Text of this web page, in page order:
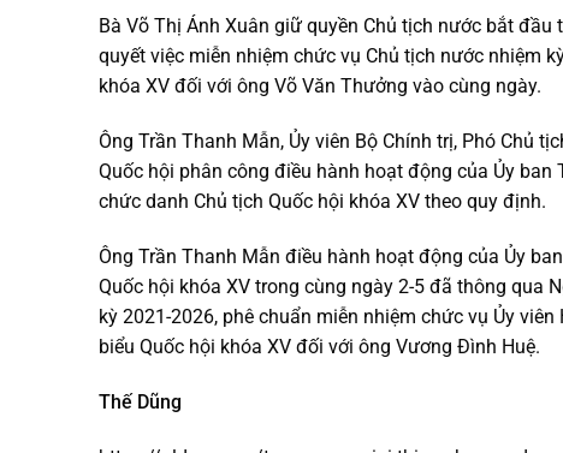
Bà Võ Thị Ánh Xuân giữ quyền Chủ tịch nước bắt
quyết việc miễn nhiệm chức vụ Chủ tịch nước nhiệm
khóa XV đối với ông Võ Văn Thưởng vào cùng ngày.
Ông Trần Thanh Mẫn, Ủy viên Bộ Chính trị, Phó Chủ
Quốc hội phân công điều hành hoạt động của Ủy
chức danh Chủ tịch Quốc hội khóa XV theo quy định.
Ông Trần Thanh Mẫn điều hành hoạt động của Ủy
Quốc hội khóa XV trong cùng ngày 2-5 đã thông qua
kỳ 2021-2026, phê chuẩn miễn nhiệm chức vụ Ủy
biểu Quốc hội khóa XV đối với ông Vương Đình Huệ.
Thế Dũng